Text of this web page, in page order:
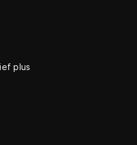
plus